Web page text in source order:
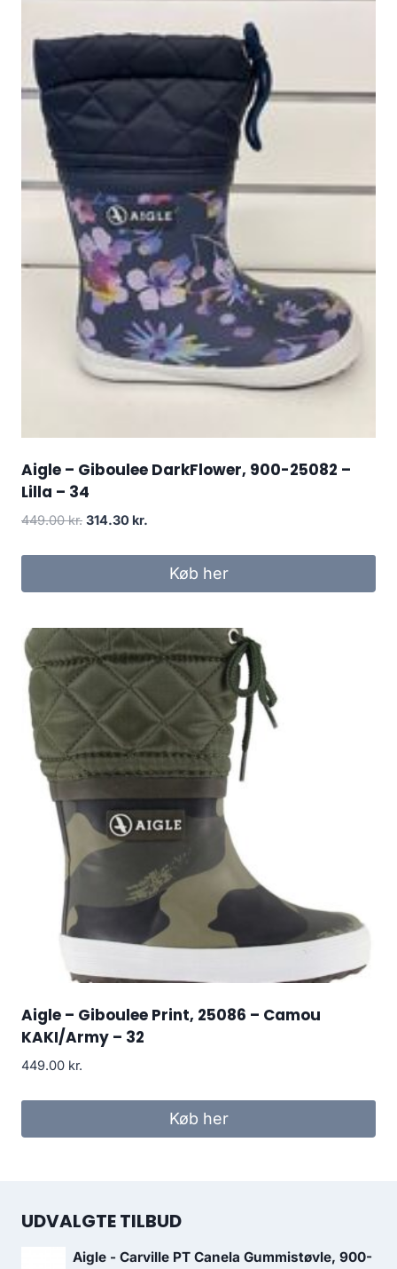
Aigle – Giboulee DarkFlower, 900-25082 –
Lilla – 34
449.00kr. Den
314.30 kr.
Køb her
Aigle – Giboulee Print, 25086 – Camou
KAKI/Army – 32
449.00 kr.
Køb her
UDVALGTE TILBUD
Aigle - Carville PT Canela Gummistøvle, 900-